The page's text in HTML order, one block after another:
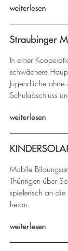
weiterlesen
Straubinger
In einer
schwächere
Jugendliche
Schulabschluss
weiterlesen
Mobile
Thüringen über
spielerisch an
heran.
weiterlesen